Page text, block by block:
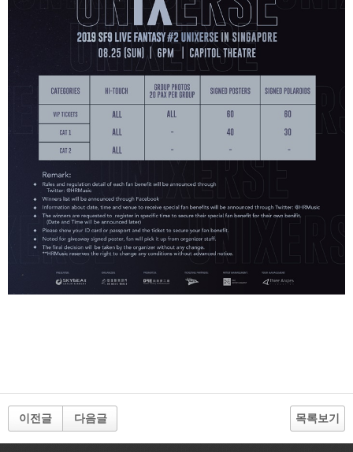
이전글 다음글 목록보기